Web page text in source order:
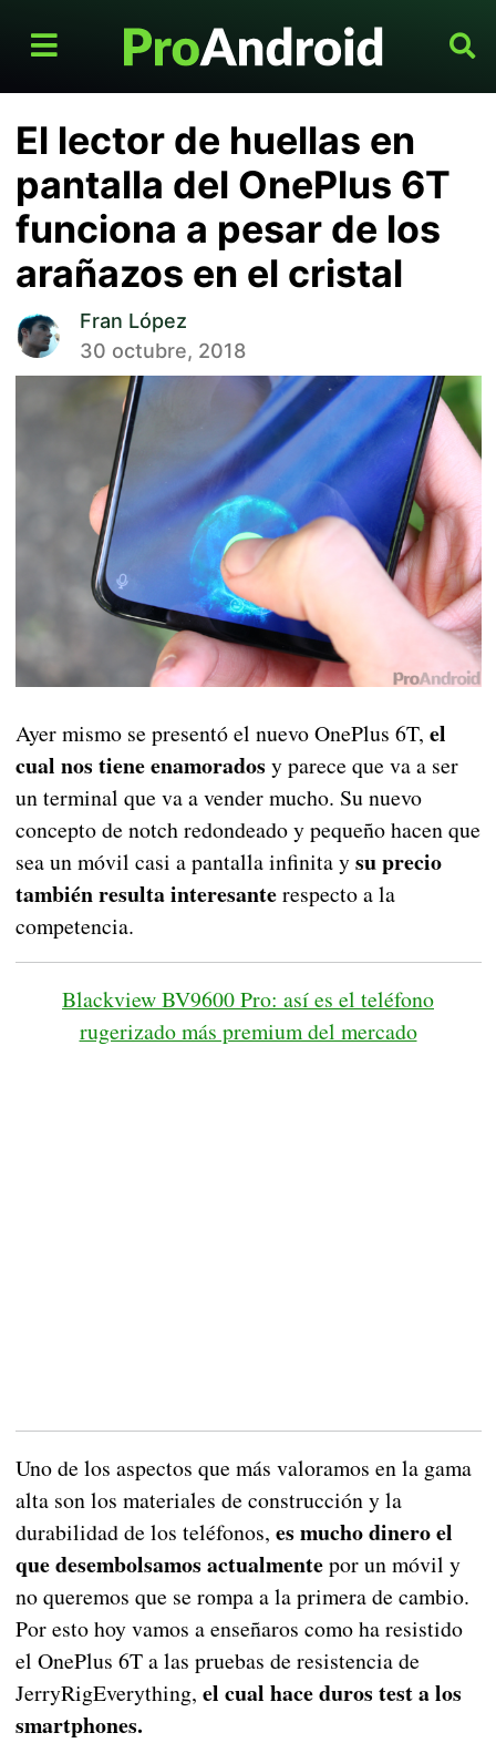
El lector de huellas en
pantalla del OnePlus 6T
funciona a pesar de los
arañazos en el cristal
Fran López
30 octubre, 2018
Ayer mismo se presentó el nuevo OnePlus 6T, el
cual nos tiene enamorados y parece que va a ser
un terminal que va a vender mucho. Su nuevo
concepto de notch redondeado y pequeño hacen que
sea un móvil casi a pantalla infinita ysu precio
también resulta interesanterespecto a la
competencia.
Blackview BV9600 Pro: así es el teléfono
rugerizado más premium del mercado
Uno de los aspectos que más valoramos en la gama
alta son los materiales de construcción y la
durabilidad de los teléfonos, es mucho dinero el
que desembolsamos actualmentepor un móvil y
no queremos que se rompa a la primera de cambio.
Por esto hoy vamos a enseñaros como ha resistido
el OnePlus 6T a las pruebas de resistencia de
JerryRigEverything, el cual hace duros test a los
smartphones.